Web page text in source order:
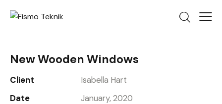
New Wooden Windows
Client
Isabella Hart
Date
January, 2020